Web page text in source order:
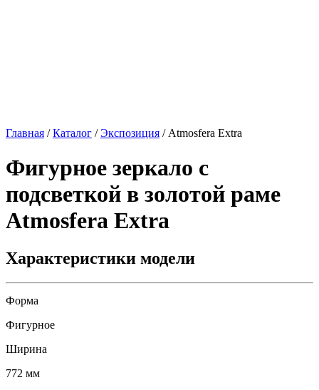
Главная /Каталог /Экспозиция / Atmosfera Extra
Фигурное зеркало с
подсветкой в золотой раме
Atmosfera Extra
Характеристики модели
Форма
Фигурное
Ширина
772 мм